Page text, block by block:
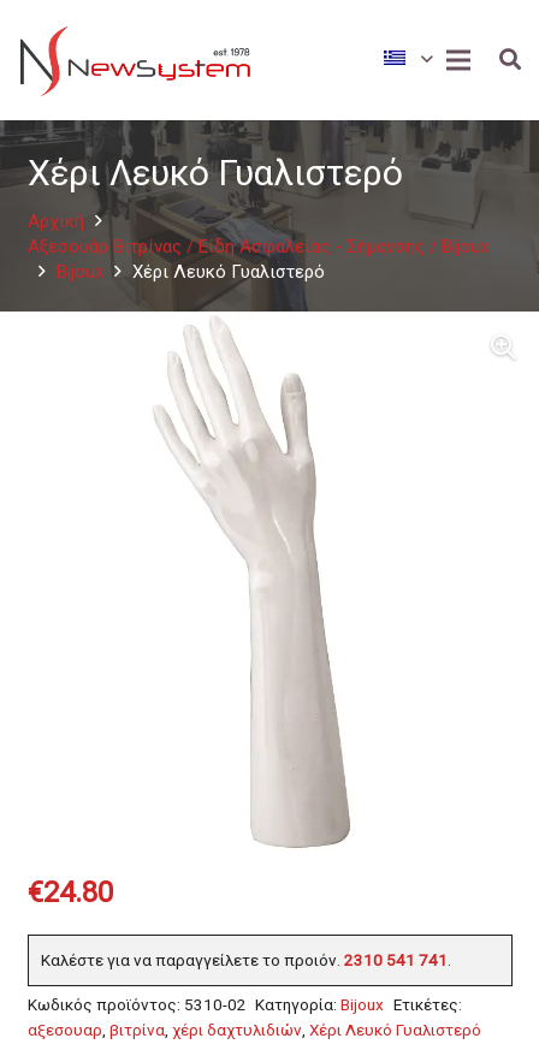
Χέρι Λευκό Γυαλιστερό
Αρχική
Αξεσουάρ Βιτρίνας / Είδη Ασφαλείας - Σήμανσης / Bijoux
Bijoux
Χέρι Λευκό Γυαλιστερό
€24.80
Καλέστε για να παραγγείλετε το προιόν. 2310 541 741
Κωδικός προϊόντος: 5310-02 Κατηγορία: Bijoux Ετικέτες:
αξεσουαρ βιτρίνα χέρι δαχτυλιδιών, Χέρι Λευκό Γυαλιστερό